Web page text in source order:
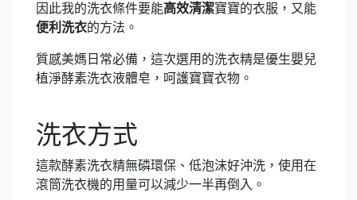
因此我的洗衣條件要能高效清潔寶寶的衣服，又能
便利洗衣的方法。
質感美媽日常必備，這次選用的洗衣精是優生嬰兒
植淨酵素洗衣液體皂，呵護寶寶衣物。
洗衣方式
這款酵素洗衣精無磷環保、低泡沫好沖洗，使用在
滾筒洗衣機的用量可以減少一半再倒入。